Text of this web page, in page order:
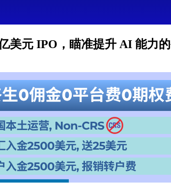
美元 IPO，瞄准提升 AI 能力